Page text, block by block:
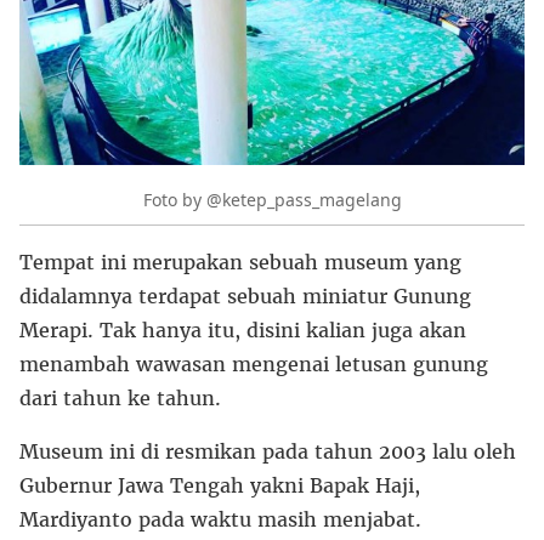
Foto by @ketep_pass_magelang
Tempat ini merupakan sebuah museum yang
didalamnya terdapat sebuah miniatur Gunung
Merapi. Tak hanya itu, disini kalian juga akan
menambah wawasan mengenai letusan gunung
dari tahun ke tahun.
Museum ini di resmikan pada tahun 2003 lalu oleh
Gubernur Jawa Tengah yakni Bapak Haji,
Mardiyanto pada waktu masih menjabat.